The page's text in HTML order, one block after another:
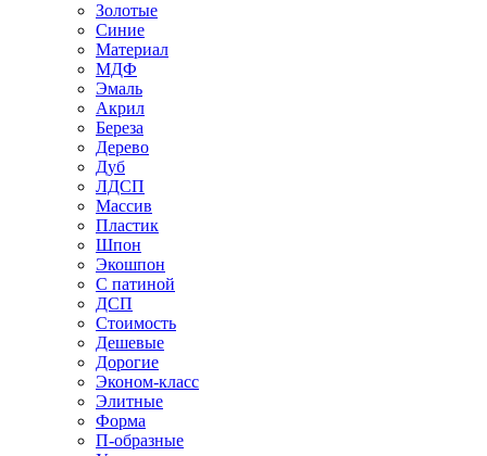
Золотые
Синие
Материал
МДФ
Эмаль
Акрил
Береза
Дерево
Дуб
ЛДСП
Массив
Пластик
Шпон
Экошпон
С патиной
ДСП
Стоимость
Дешевые
Дорогие
Эконом-класс
Элитные
Форма
П-образные